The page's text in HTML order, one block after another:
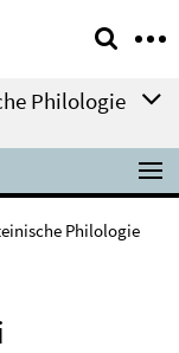
Philologie
Philologie